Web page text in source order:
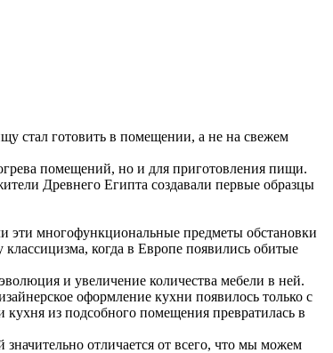
стал готовить в помещении, а не на свежем
помещений, но и для приготовления пищи.
Древнего Египта создавали первые образцы
эти многофункциональные предметы обстановки
когда в Европе появились обитые
и увеличение количества мебели в ней.
оформление кухни появилось только с
из подсобного помещения превратилась в
отличается от всего, что мы можем